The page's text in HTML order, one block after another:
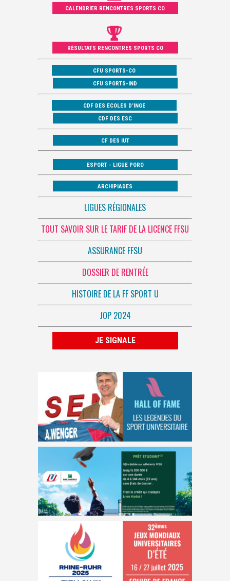
CALENDRIER RENCONTRES SPORTS CO
RÉSULTATS RENCONTRES SPORTS CO
CFU SPORTS-CO
CFU SPORTS-IND
CDF DES ECOLES D’INGE
CDF DES ESC
CF DES IUT
ESPORT - LIGUE PORO
ARCHIPIADES
LIGUES RÉGIONALES
TOUT SAVOIR SUR LE TARIF DE LA LICENCE FFSU
ASSURANCE FFSU
DOSSIER DE RENTRÉE
HISTOIRE DE LA FF SPORT U
JOP 2024
JE SIGNALE